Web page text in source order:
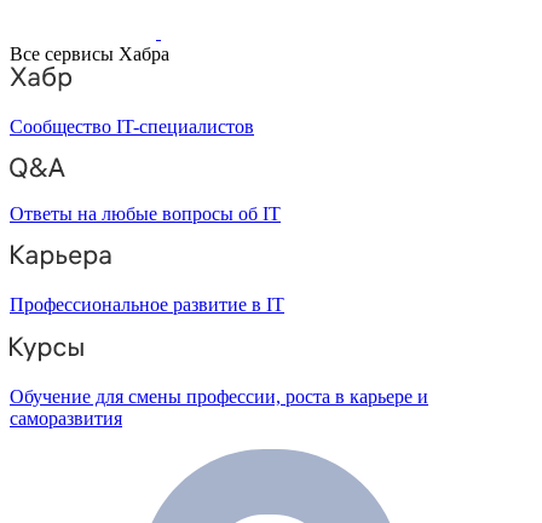
Все сервисы Хабра
Сообщество IT-специалистов
Ответы на любые вопросы об IT
Профессиональное развитие в IT
Обучение для смены профессии, роста в карьере и
саморазвития